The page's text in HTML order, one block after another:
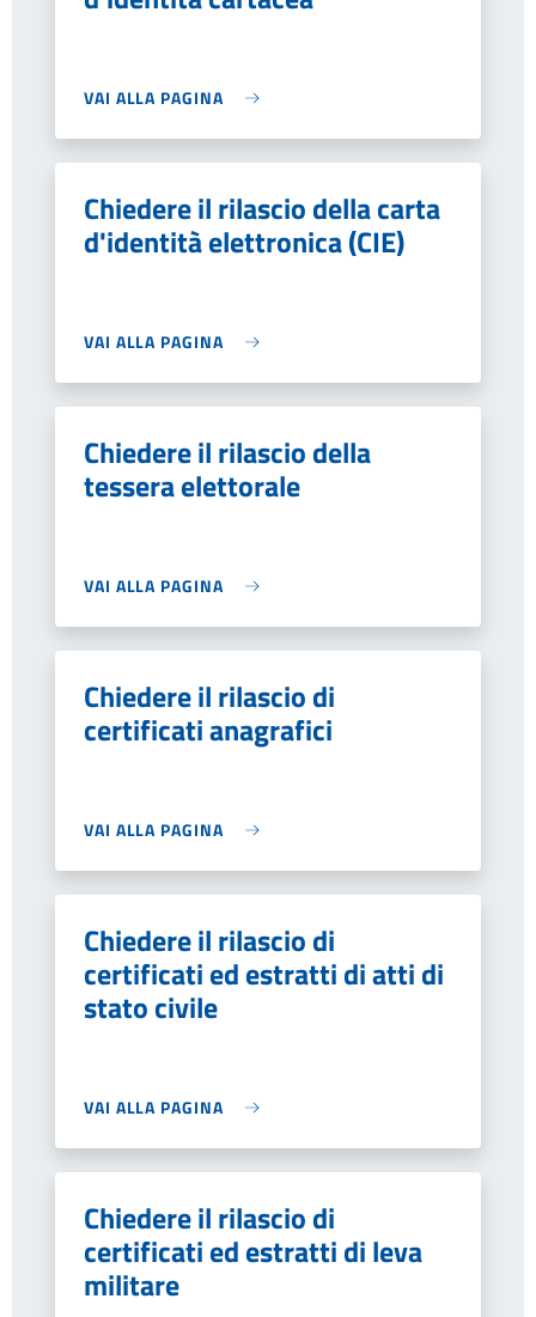
VAI ALLA PAGINA
Chiedere il rilascio della carta
d'identità elettronica (CIE)
VAI ALLA PAGINA
Chiedere il rilascio della
tessera elettorale
VAI ALLA PAGINA
Chiedere il rilascio di
certificati anagrafici
VAI ALLA PAGINA
Chiedere il rilascio di
certificati ed estratti di atti di
stato civile
VAI ALLA PAGINA
Chiedere il rilascio di
certificati ed estratti di leva
militare